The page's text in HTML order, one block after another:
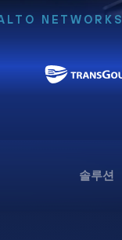
NETWORKS
솔루션